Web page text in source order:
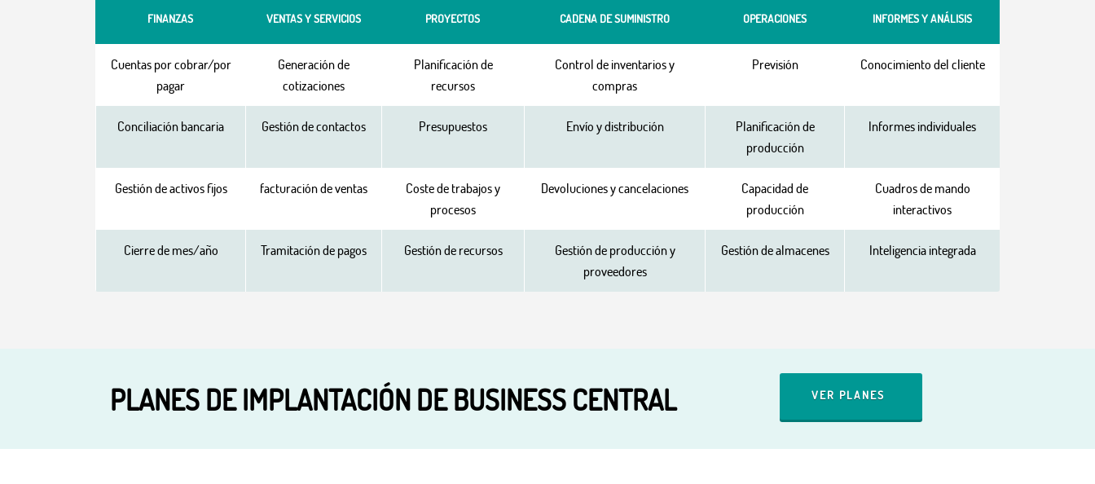
FINANZAS VENTAS Y SERVICIOS PROYECTOS CADENA DE SUMINISTRO OPERACIONES INFORMES Y ANÁLISIS
Cuentas por cobrar/por
pagar
Generación de
cotizaciones
Planificación de
recursos
Control de inventarios y
compras
Previsión Conocimiento del cliente
Conciliación bancaria Gestión de contactos Presupuestos Envío y distribución
Planificación de
producción
Informes individuales
Gestión de activos fijos facturación de ventas
Coste de trabajos y
procesos
Devoluciones y cancelaciones
Capacidad de
producción
Cuadros de mando
interactivos
Cierre de mes/año Tramitación de pagos Gestión de recursos
Gestión de producción y
proveedores
Gestión de almacenes Inteligencia integrada
PLANES DE IMPLANTACIÓN DE BUSINESS CENTRAL VER PLANES